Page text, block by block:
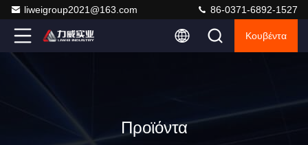
liweigroup2021@163.com 86-0371-6892-1527
Κουβέντα
Προϊόντα